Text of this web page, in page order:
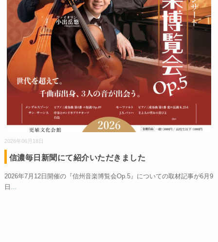
2026年06月18日
信濃毎日新聞にて紹介いただきました
2026年7月12日開催の『信州音楽博覧会Op.5』についての取材記事が6月9
日 ...